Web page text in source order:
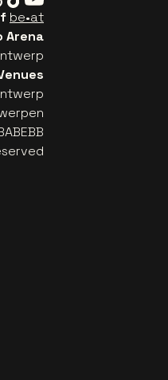
be•at
Arena